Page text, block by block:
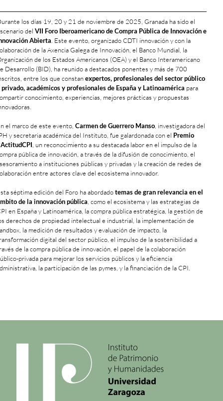
los días 19, 20 y 21 de noviembre de 2025, Granada ha sido el
del VII Foro Iberoamericano de Compra Pública de Innovación e
Abierta . Este evento, organizado CDTI innovación y con la
de la Axencia Galega de Innovación, el Banco Mundial, la
de los Estados Americanos (OEA) y el Banco Interamericano
Desarrollo (BID), ha reunido a destacados ponentes y más de 700
entre los que constanexpertos, profesionales del sector público
privado, académicos y profesionales de España y Latinoamérica para
conocimiento, experiencias, mejores prácticas y propuestas
el marco de este evento, Carmen de Guerrero Manso , investigadora del
y secretaria académica del Instituto, fue galardonada con el Premio
, un reconocimiento a su destacada labor en el impulso de la
pública de innovación, a través de la difusión de conocimiento, el
a instituciones públicas y privadas y la creación de redes de
entre actores clave del ecosistema innovador.
séptima edición del Foro ha abordadotemas de gran relevancia en el
de la innovación pública , como el ecosistema y las estrategias de
en España y Latinoamérica, la compra pública estratégica, la gestión de
derechos de propiedad intelectual e industrial, la implementación de
la medición de resultados y evaluación de impacto, la
digital del sector público, el impulso de la sostenibilidad a
de la compra pública de innovación, el papel de la colaboración
privada para mejorar los servicios públicos y la eficiencia
la participación de las pymes, y la financiación de la CPI.